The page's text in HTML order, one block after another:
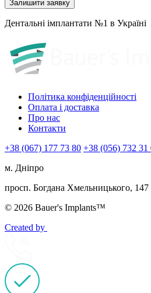
Дентальні імплантати №1 в Україні
Політика конфіденційності
Оплата і доставка
Про нас
Контакти
+38 (067) 177 73 80 +38 (056) 732 31
м. Дніпро
просп. Богдана Хмельницького, 147
© 2026 Bauer's Implants™
Created by